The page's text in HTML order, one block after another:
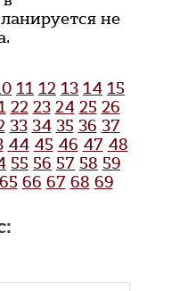
не
11 12 13 14 15
22 23 24 25 26
33 34 35 36 37
44 45 46 47 48
55 56 57 58 59
65 66 67 68 69